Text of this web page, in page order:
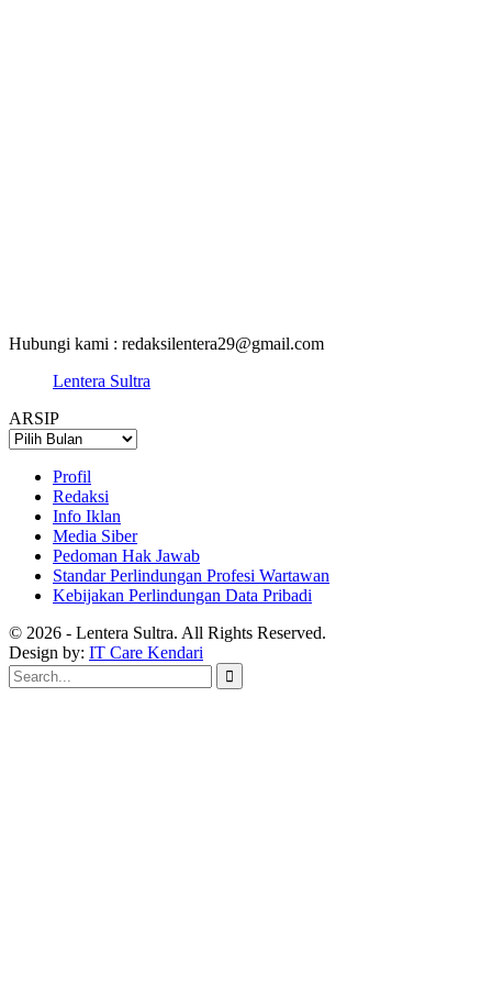
Hubungi kami : redaksilentera29@gmail.com
Lentera Sultra
ARSIP
ARSIP
Profil
Redaksi
Info Iklan
Media Siber
Pedoman Hak Jawab
Standar Perlindungan Profesi Wartawan
Kebijakan Perlindungan Data Pribadi
© 2026 - Lentera Sultra. All Rights Reserved.
Design by: IT Care Kendari